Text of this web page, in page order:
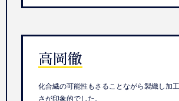
高岡徹
化合繊の可能性もさることながら製織し加
さが印象的でした。